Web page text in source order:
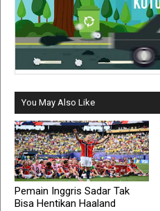
You May Also Like
Pemain Inggris Sadar Tak
Bisa Hentikan Haaland